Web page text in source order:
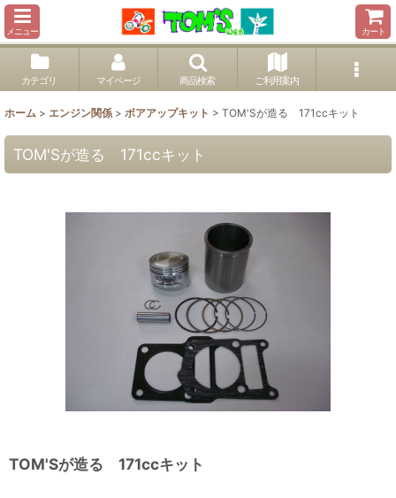
メニュー カート
カテゴリ マイページ 商品検索 ご利用案内
ホーム > エンジン関係 > ボアアップキット > TOM'Sが造る 171ccキット
TOM'Sが造る 171ccキット
TOM'Sが造る 171ccキット